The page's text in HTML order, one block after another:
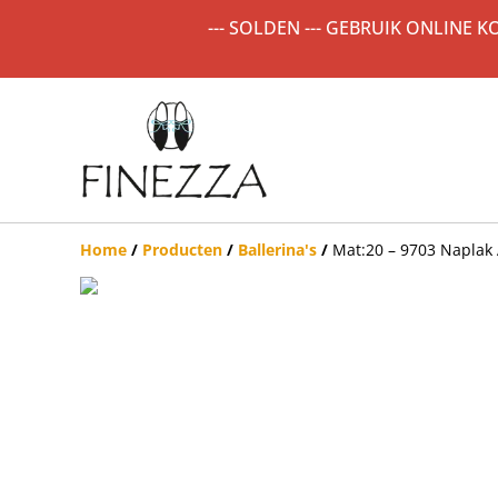
--- SOLDEN --- GEBRUIK ONLINE
Home / Producten / Ballerina's / Mat:20 – 9703 Naplak